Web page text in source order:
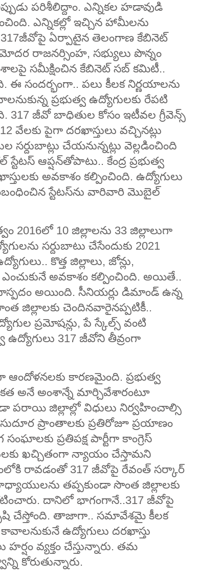
పరిశీలిద్దాం. ఎన్నికల హడావుడి
ఎన్నికల్లో ఇచ్చిన హామీలను
317జీవోపై ఏర్పాటైన తెలంగాణ కేబినెట్‌
రాజనర్సింహ, సభ్యులు పొన్నం
సమీక్షించిన కేబినెట్‌ సబ్ కమిటీ..
సందర్భంగా.. పలు కీలక నిర్ణయాలను
ప్రభుత్వ ఉద్యోగులకు రేపటి
317 జీవో బాధితుల కోసం ఇటీవల గ్రీవెన్స్
వేలకు పైగా దరఖాస్తులు వచ్చినట్లు
చేయనున్నట్లు వెల్లడించింది
ఆప్షన్‌తోపాటు.. కేంద్ర ప్రభుత్వ
అవకాశం కల్పించింది. ఉద్యోగులు
స్టేటస్‌ను వారివారి మొబైల్‌
2016లో 10 జిల్లాలను 33 జిల్లాలుగా
సర్దుబాటు చేసేందుకు 2021
కొత్త జిల్లాలు, జోన్లు,
ఎంచుకునే అవకాశం కల్పించింది. అయితే..
అయింది. సీనియర్లు డిమాండ్ ఉన్న
జిల్లాలకు చెందినవారైనప్పటికీ..
ప్రమోషన్లు, పే స్కేల్స్ వంటి
317 జీవోని తీవ్రంగా
ఆందోళనలకు కారణమైంది. ప్రభుత్వ
అనే అంశాన్నే మార్చివేశారంటూ
పరాయి జిల్లాల్లో విధులు నిర్వహించాల్సి
సుదూర ప్రాంతాలకు ప్రతిరోజూ ప్రయాణం
ప్రతిపక్ష పార్టీగా కాంగ్రెస్‌
ఖచ్చితంగా న్యాయం చేస్తామని
రావడంతో 317 జీవోపై రేవంత్‌ సర్కార్‌
తప్పకుండా సొంత జిల్లాలకు
దానిలో భాగంగానే..317 జీవోపై
చేస్తోంది. తాజాగా.. సమావేశమై కీలక
ఉద్యోగులు దరఖాస్తు
వ్యక్తం చేస్తున్నారు. తమ
కోరుతున్నారు.